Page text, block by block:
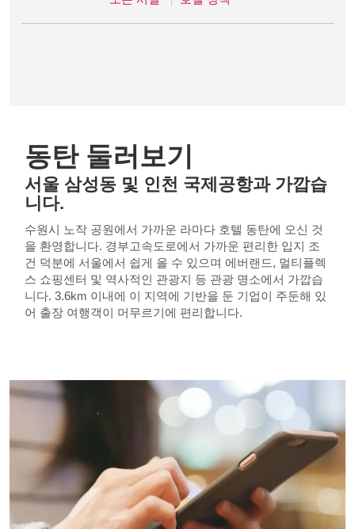
동탄 둘러보기
서울 삼성동 및 인천 국제공항과 가깝습
니다.
수원시 노작 공원에서 가까운 라마다 호텔 동탄에 오신 것
을 환영합니다. 경부고속도로에서 가까운 편리한 입지 조
건 덕분에 서울에서 쉽게 올 수 있으며 에버랜드, 멀티플렉
스 쇼핑센터 및 역사적인 관광지 등 관광 명소에서 가깝습
니다. 3.6km 이내에 이 지역에 기반을 둔 기업이 주둔해 있
어 출장 여행객이 머무르기에 편리합니다.